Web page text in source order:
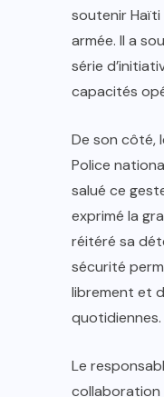
soutenir
armée. Il a
série
capacités
De son côté,
Police
salué ce
exprimé la
réitéré sa
sécurité
librement et
quotidiennes.
Le
collaboration